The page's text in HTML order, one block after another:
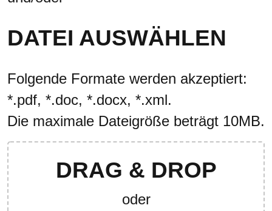
DATEI AUSWÄHLEN
Folgende Formate werden akzeptiert:
*.pdf, *.doc, *.docx, *.xml.
Die maximale Dateigröße beträgt 10MB.
DRAG & DROP
oder